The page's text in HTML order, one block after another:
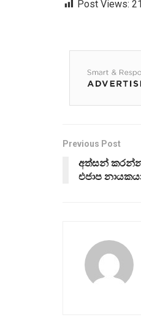
Post Views: 21
Previous Post
අත්සන්
එජාප